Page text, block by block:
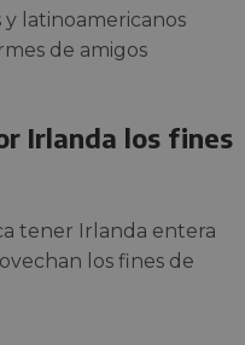
latinoamericanos
de amigos
Irlanda los fines
tener Irlanda entera
los fines de